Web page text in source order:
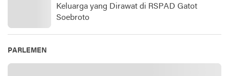
Keluarga yang Dirawat di RSPAD Gatot
Soebroto​
PARLEMEN